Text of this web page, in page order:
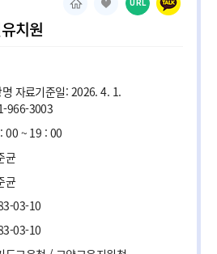
치원
URL
자료기준일: 2026. 4. 1.
966-3003
00 ~ 19 : 00
균
균
03-10
03-10